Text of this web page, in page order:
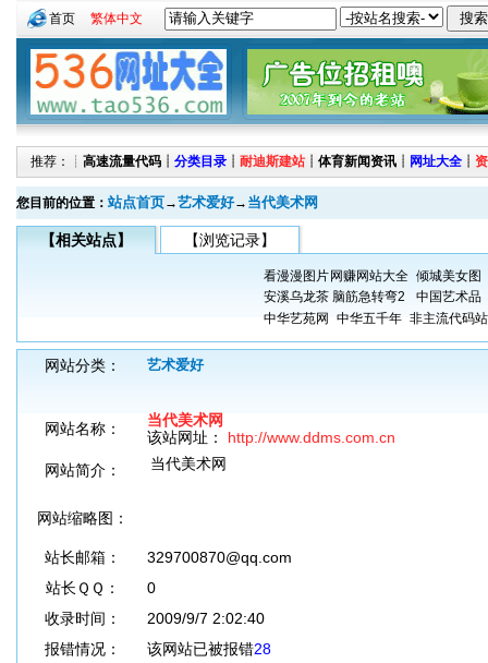
首页 繁体中文
推荐：┊ 高速流量代码 ┊ 分类目录 ┊ 耐迪斯建站 ┊ 体育新闻资讯 ┊ 网址大全 ┊
您目前的位置： 站点首页→艺术爱好→ 当代美术网
【相关站点】 【浏览记录】
看漫漫图片 网赚网站大全 倾城美女图
安溪乌龙茶 脑筋急转弯2
中国艺术品
中华艺苑网
中华五千年 非主流代码站
网站分类： 艺术爱好
网站名称：
当代美术网
该站网址： http://www.ddms.com.cn
网站简介：
当代美术网
网站缩略图：
站长邮箱：
329700870@qq.com
站长ＱＱ：
0
收录时间：
2009/9/7 2:02:40
报错情况：
该网站已被报错28